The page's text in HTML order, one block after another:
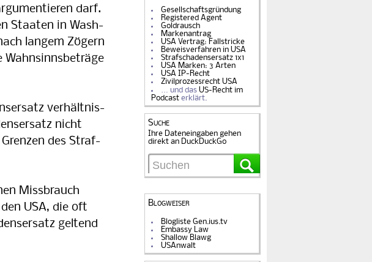
darf.
Staaten in Wash­
langem Zögern
Wahnsinnsbeträge
ver­hält­nis­
nicht
des Straf­
Missbrauch
USA, die oft
geltend
Gesellschaftsgründung
Registered Agent
Goldrausch
Markenantrag
USA Vertrag: Fallstricke
Beweisverfahren in USA
Strafschadensersatz 1x1
USA Marken: 3 Arten
USA IP-Recht
Zivilprozessrecht USA
… und dasUS-Recht im
Podcast erklärt.
Suche
Ihre Dateneingaben gehen
direkt an DuckDuckGo
Blogweiser
Blogliste Gen.ius.tv
Embassy Law
Shallow Blawg
USAnwalt